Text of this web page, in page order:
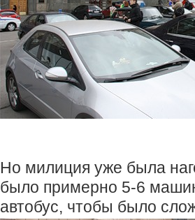
Но милиция уже была
было примерно 5-6
автобус, чтобы было